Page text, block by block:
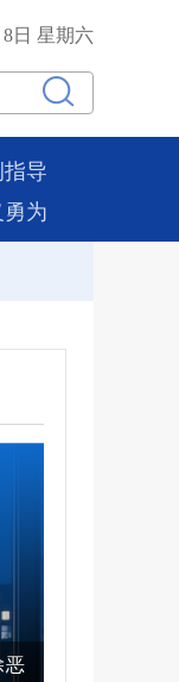
8日 星期六
导
勇为
恶